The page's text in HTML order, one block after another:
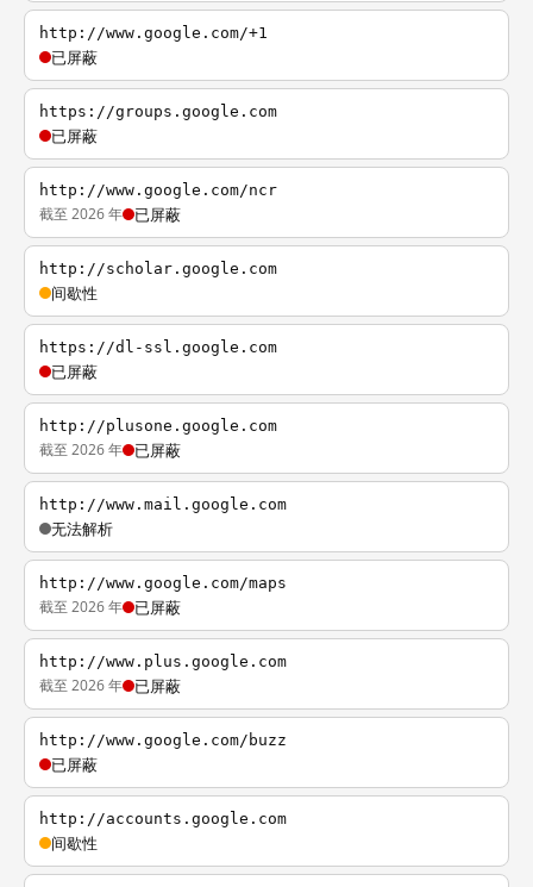
http://www.google.com/+1
已屏蔽
https://groups.google.com
已屏蔽
http://www.google.com/ncr
截至 2026 年 已屏蔽
http://scholar.google.com
间歇性
https://dl-ssl.google.com
已屏蔽
http://plusone.google.com
截至 2026 年 已屏蔽
http://www.mail.google.com
无法解析
http://www.google.com/maps
截至 2026 年 已屏蔽
http://www.plus.google.com
截至 2026 年 已屏蔽
http://www.google.com/buzz
已屏蔽
http://accounts.google.com
间歇性